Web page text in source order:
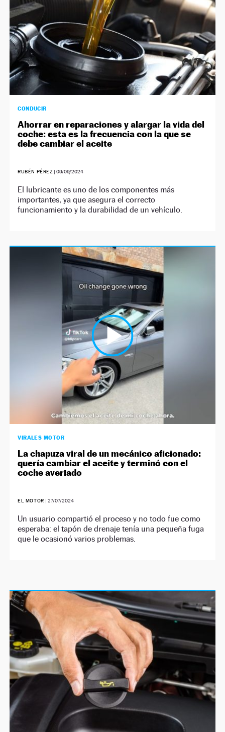
CONDUCIR
Ahorrar en reparaciones y alargar la vida del
coche: esta es la frecuencia con la que se
debe cambiar el aceite
RUBÉN PÉREZ |09/09/2024
El lubricante es uno de los componentes más
importantes, ya que asegura el correcto
funcionamiento y la durabilidad de un vehículo.
VIRALES MOTOR
La chapuza viral de un mecánico aficionado:
quería cambiar el aceite y terminó con el
coche averiado
EL MOTOR | 27/07/2024
Un usuario compartió el proceso y no todo fue como
esperaba: el tapón de drenaje tenía una pequeña fuga
que le ocasionó varios problemas.